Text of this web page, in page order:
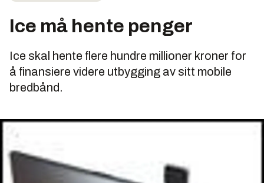
Ice må hente penger
Ice skal hente flere hundre millioner kroner for
å finansiere videre utbygging av sitt mobile
bredbånd.